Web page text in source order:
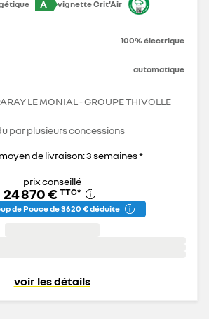
A vignette Crit'Air
100% électrique
automatique
LE MONIAL - GROUPE THIVOLLE
par plusieurs concessions
de livraison: 3 semaines *
prix conseillé
24 870 € TTC*
de Pouce de 3 620 € déduite
voir les détails